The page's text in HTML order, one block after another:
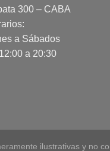
300 – CABA
a Sábados
a 20:30
ilustrativas y no